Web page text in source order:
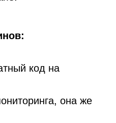
код на
она же